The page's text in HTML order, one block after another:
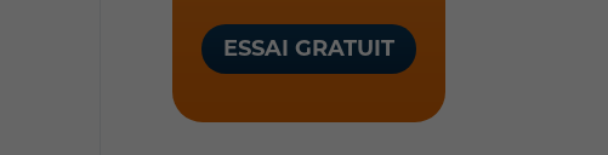
ESSAI GRATUIT